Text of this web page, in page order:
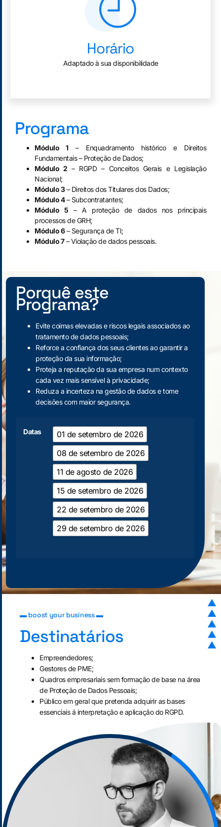
Horário
Adaptado à sua disponibilidade
Programa
Módulo 1– Enquadramento histórico e Direitos
Fundamentais – Proteção de Dados;
Módulo 2 – RGPD – Conceitos Gerais e Legislação
Nacional;
Módulo 3– Direitos dos Titulares dos Dados;
Módulo 4– Subcontratantes;
Módulo 5 – A proteção de dados nos principais
processos de GRH;
Módulo 6– Segurança de TI;
Módulo 7– Violação de dados pessoais.
Porquê este
Programa?
Evite coimas elevadas e riscos legais associados ao
tratamento de dados pessoais;
Reforce a confiança dos seus clientes ao garantir a
proteção da sua informação;
Proteja a reputação da sua empresa num contexto
cada vez mais sensível à privacidade;
Reduza a incerteza na gestão de dados e tome
decisões com maior segurança.
Datas
01 de setembro de 2026
08 de setembro de 2026
11 de agosto de 2026
15 de setembro de 2026
22 de setembro de 2026
29 de setembro de 2026
▬ boost your business ▬
Destinatários
Empreendedores;
Gestores de PME;
Quadros empresariais sem formação de base na área
de Proteção de Dados Pessoais;
Público em geral que pretenda adquirir as bases
essenciais á interpretação e aplicação do RGPD.